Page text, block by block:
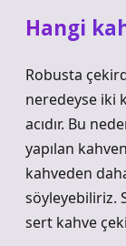
Hangi
Robusta
neredeyse iki
acıdır. Bu
yapılan
kahveden
söyleyebiliriz.
sert kahve